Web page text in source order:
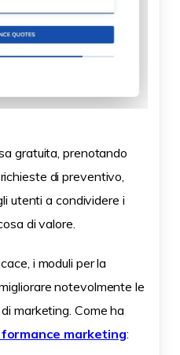
gratuita, prenotando
di preventivo,
utenti a condividere i
di valore.
i moduli per la
notevolmente le
marketing. Come ha
marketing: